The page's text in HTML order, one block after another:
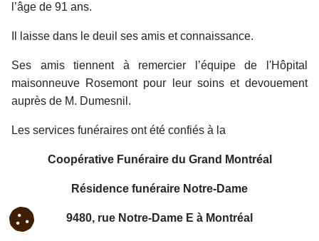
l’âge de 91 ans.
Il laisse dans le deuil ses amis et connaissance.
Ses amis tiennent à remercier l’équipe de l'Hôpital
maisonneuve Rosemont pour leur soins et devouement
auprès de M. Dumesnil.
Les services funéraires ont été confiés à la
Coopérative Funéraire du Grand Montréal
Résidence funéraire Notre-Dame
9480, rue Notre-Dame E à Montréal